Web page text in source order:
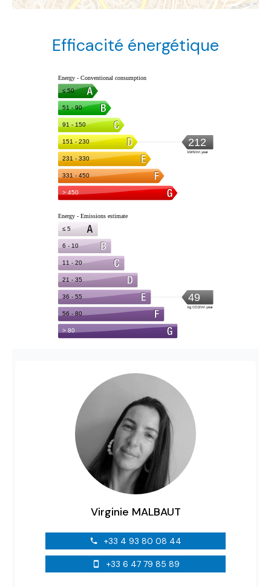
Efficacité énergétique
Virginie MALBAUT
+33 4 93 80 08 44
+33 6 47 79 85 89